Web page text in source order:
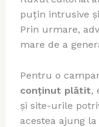
puțin intrusive
Prin urmare,
mare de a
Pentru o
conținut plătit,
și site-urile
acestea ajung